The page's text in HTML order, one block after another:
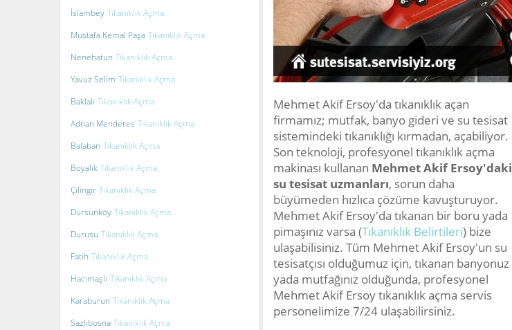
Mehmet Akif Ersoy'da tıkanıklık açan
firmamız; mutfak, banyo gideri ve su tesisat
sistemindeki tıkanıklığı kırmadan, açabiliyor.
Son teknoloji, profesyonel tıkanıklık açma
makinası kullanan Mehmet Akif Ersoy'daki
su tesisat uzmanları, sorun daha
büyümeden hızlıca çözüme kavuşturuyor.
Mehmet Akif Ersoy'da tıkanan bir boru yada
pimaşınız varsa (Tıkanıklık Belirtileri) bize
ulaşabilisiniz. Tüm Mehmet Akif Ersoy'un su
tesisatçısı olduğumuz için, tıkanan banyonuz
yada mutfağınız olduğunda, profesyonel
Mehmet Akif Ersoy tıkanıklık açma servis
personelimize 7/24 ulaşabilirsiniz.
İslambey Tıkanıklık Açma
Mustafa Kemal Paşa Tıkanıklık Açma
Nenehatun Tıkanıklık Açma
Yavuz Selim Tıkanıklık Açma
Baklalı Tıkanıklık Açma
Adnan Menderes Tıkanıklık Açma
Balaban Tıkanıklık Açma
Boyalık Tıkanıklık Açma
Çilingir Tıkanıklık Açma
Dursunköy Tıkanıklık Açma
Durusu Tıkanıklık Açma
Fatih Tıkanıklık Açma
Hacımaşlı Tıkanıklık Açma
Karaburun Tıkanıklık Açma
Sazlıbosna Tıkanıklık Açma